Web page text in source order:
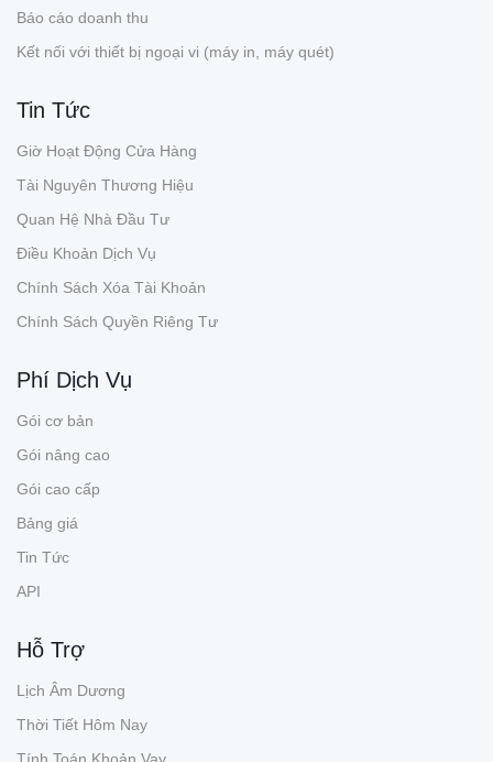
Báo cáo doanh thu
Kết nối với thiết bị ngoại vi (máy in, máy quét)
Tin Tức
Giờ Hoạt Động Cửa Hàng
Tài Nguyên Thương Hiệu
Quan Hệ Nhà Đầu Tư
Điều Khoản Dịch Vụ
Chính Sách Xóa Tài Khoản
Chính Sách Quyền Riêng Tư
Phí Dịch Vụ
Gói cơ bản
Gói nâng cao
Gói cao cấp
Bảng giá
Tin Tức
API
Hỗ Trợ
Lịch Âm Dương
Thời Tiết Hôm Nay